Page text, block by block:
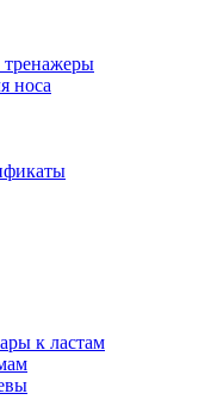
тренажеры
носа
к ластам